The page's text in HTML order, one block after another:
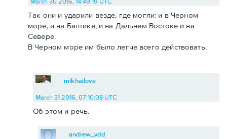
Так они и ударили везде, где могли: и в Черном
море, и на Балтике, и на Дальнем Востоке и на
Севере.
В Черном море им было легче всего действовать.
mikhailove
March 31 2016, 07:10:08 UTC
Об этом и речь.
andrew_vdd